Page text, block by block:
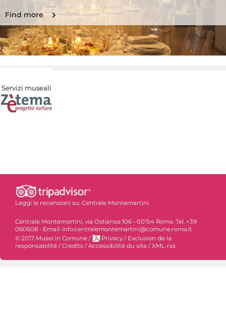
Find more
Servizi museali
Leggi le recensioni su: Centrale Montemartini
Centrale Montemartini, via Ostiense 106 - 00154 Roma. Tel. +39
060608 - Email: info.centralemontemartini@comune.roma.it
© 2017 Musei in Comune / Privacy / Exclusion de la
responsabilité / Credits / Accessibilité du site / XML-rss